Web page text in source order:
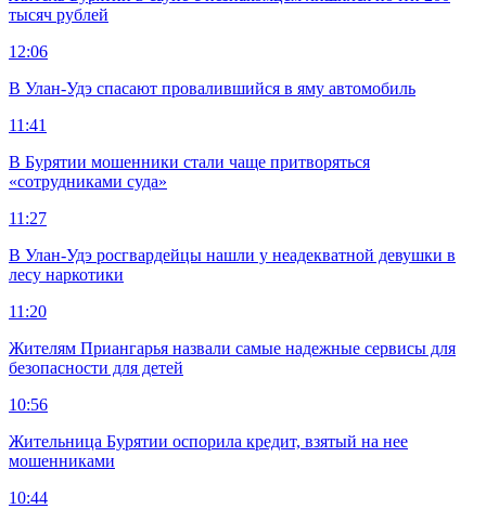
тысяч рублей
12:06
В Улан-Удэ спасают провалившийся в яму автомобиль
11:41
В Бурятии мошенники стали чаще притворяться
«сотрудниками суда»
11:27
В Улан-Удэ росгвардейцы нашли у неадекватной девушки в
лесу наркотики
11:20
Жителям Приангарья назвали самые надежные сервисы для
безопасности для детей
10:56
Жительница Бурятии оспорила кредит, взятый на нее
мошенниками
10:44